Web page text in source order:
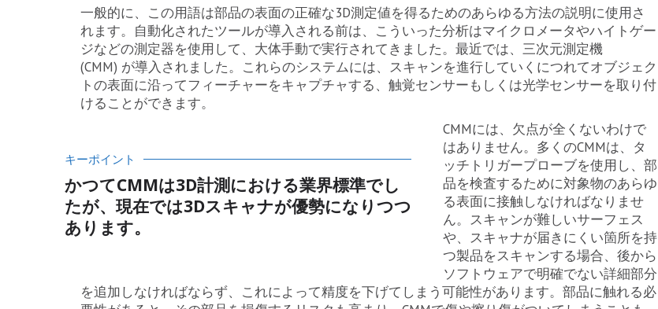
一般的に、この用語は部品の表面の正確な3D測定値を得るためのあらゆる方法の説明に使用さ
れます。自動化されたツールが導入される前は、こういった分析はマイクロメータやハイトゲー
ジなどの測定器を使用して、大体手動で実行されてきました。最近では、三次元測定機
(CMM) が導入されました。これらのシステムには、スキャンを進行していくにつれてオブジェク
トの表面に沿ってフィーチャーをキャプチャする、触覚センサーもしくは光学センサーを取り付
けることができます。
キーポイント
かつてCMMは3D計測における業界標準でし
たが、現在では3Dスキャナが優勢になりつつ
あります。
CMMには、欠点が全くないわけで
はありません。多くのCMMは、タ
ッチトリガープローブを使用し、部
品を検査するために対象物のあらゆ
る表面に接触しなければなりませ
ん。スキャンが難しいサーフェス
や、スキャナが届きにくい箇所を持
つ製品をスキャンする場合、後から
ソフトウェアで明確でない詳細部分
を追加しなければならず、これによって精度を下げてしまう可能性があります。部品に触れる必